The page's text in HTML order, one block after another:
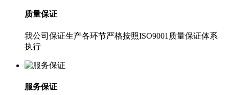
质量保证
我公司保证生产各环节严格按照ISO9001质量保证体系
执行
服务保证